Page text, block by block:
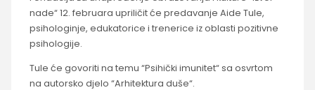
nade“ 12. februara upriličit će predavanje Aide Tule,
psihologinje, edukatorice i trenerice iz oblasti pozitivne
psihologije.
Tule će govoriti na temu “Psihički imunitet“ sa osvrtom
na autorsko djelo “Arhitektura duše“.